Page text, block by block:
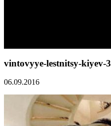
vintovyye-lestnitsy-kiyev-3
06.09.2016